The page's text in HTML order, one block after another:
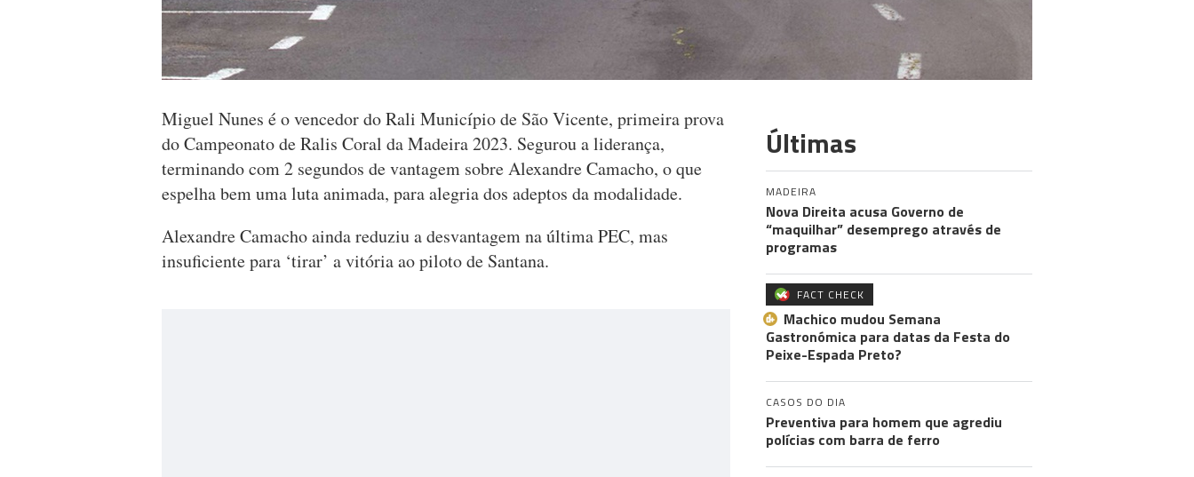
Miguel Nunes é o vencedor do Rali Município de São Vicente, primeira prova
do Campeonato de Ralis Coral da Madeira 2023. Segurou a liderança,
terminando com 2 segundos de vantagem sobre Alexandre Camacho, o que
espelha bem uma luta animada, para alegria dos adeptos da modalidade.
Alexandre Camacho ainda reduziu a desvantagem na última PEC, mas
insuficiente para ‘tirar’ a vitória ao piloto de Santana.
Últimas
MADEIRA
Nova Direita acusa Governo de
“maquilhar” desemprego através de
programas
FACT CHECK
Machico mudou Semana
Gastronómica para datas da Festa do
Peixe-Espada Preto?
CASOS DO DIA
Preventiva para homem que agrediu
polícias com barra de ferro